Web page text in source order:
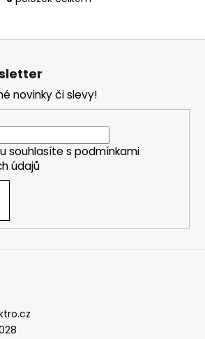
O
l
c
í
p
r
v
i
novinky či slevy!
souhlasíte s podmínkami
údajů